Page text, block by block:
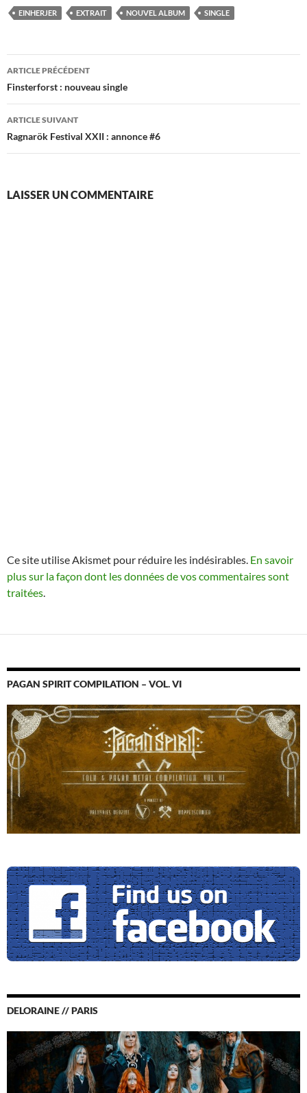
EINHERJER EXTRAIT NOUVEL ALBUM SINGLE
Navigation
des
articles
ARTICLE PRÉCÉDENT
Finsterforst : nouveau single
ARTICLE SUIVANT
Ragnarök Festival XXII : annonce #6
LAISSER UN COMMENTAIRE
Ce site utilise Akismet pour réduire les indésirables. En savoir
plus sur la façon dont les données de vos commentaires sont
traitées.
PAGAN SPIRIT COMPILATION – VOL. VI
DELORAINE // PARIS